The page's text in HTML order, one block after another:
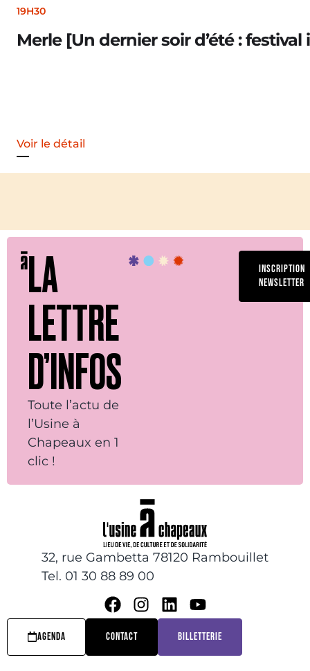
19H30
Merle [Un dernier soir d’été :
Voir le détail
LA
LETTRE
D’INFOS
Toute l’actu de
l’Usine à
Chapeaux en 1
clic !
INSCRIPTION
NEWSLETTER
32, rue Gambetta 78120 Rambouillet
Tel. 01 30 88 89 00
AGENDA CONTACT BILLETTERIE